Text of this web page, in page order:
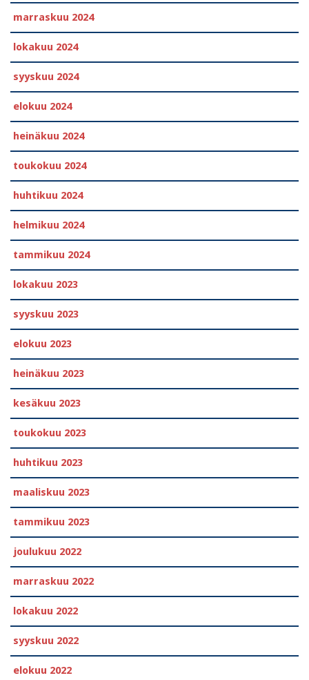
marraskuu 2024
lokakuu 2024
syyskuu 2024
elokuu 2024
heinäkuu 2024
toukokuu 2024
huhtikuu 2024
helmikuu 2024
tammikuu 2024
lokakuu 2023
syyskuu 2023
elokuu 2023
heinäkuu 2023
kesäkuu 2023
toukokuu 2023
huhtikuu 2023
maaliskuu 2023
tammikuu 2023
joulukuu 2022
marraskuu 2022
lokakuu 2022
syyskuu 2022
elokuu 2022